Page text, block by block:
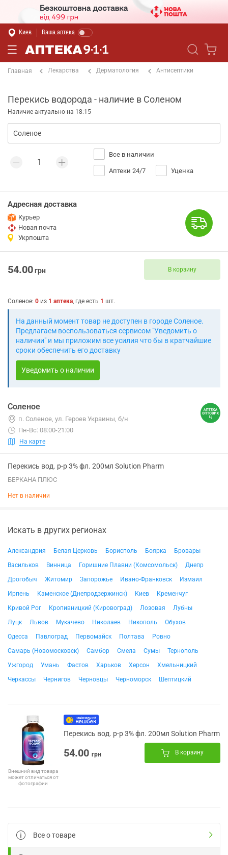
Киев Ваша аптека
Главная Лекарства Дерматология Антисептики
Перекись водорода - наличие в Соленом
Наличие актуально на 18:15
Все в наличии
Аптеки 24/7 Уценка
Адресная доставка
Курьер
Новая почта
Укрпошта
54.00грн В корзину
Соленое: 0 из 1 аптека, где есть 1 шт.
На данный момент товар не доступен в городе Соленое.
Предлагаем воспользоваться сервисом "Уведомить о
наличии" и мы приложим все усилия что бы в кратчайшие
сроки обеспечить его доставку
Уведомить о наличии
Соленое
п. Соленое, ул. Героев Украины, б/н
Пн-Вс: 08:00-21:00
На карте
Перекись вод. р-р 3% фл. 200мл Solution Pharm
БЕРКАНА ПЛЮС
Нет в наличии
Искать в других регионах
Александрия Белая Церковь Борисполь Боярка
Бровары
Васильков
Винница Горишние Плавни (Комсомольск)
Днепр
Дрогобыч
Житомир Запорожье Ивано-Франковск
Измаил
Ирпень
Каменское (Днепродзержинск) Киев
Кременчуг
Кривой Рог
Кропивницкий (Кировоград) Лозовая
Лубны
Луцк
Львов Мукачево Николаев Никополь
Обухов
Одесса
Павлоград Первомайск Полтава
Ровно
Самарь (Новомосковск)
Самбор Смела Сумы
Тернополь
Ужгород
Умань Фастов Харьков Херсон
Хмельницкий
Черкассы
Чернигов Черновцы Черноморск Шептицкий
Внешний вид товара
может отличаться от
фотографии
Перекись вод. р-р 3% фл. 200мл Solution Pharm
54.00 грн В корзину
Все о товаре